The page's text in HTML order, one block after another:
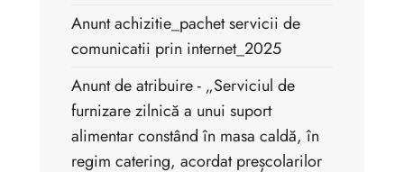
Anunt achizitie_pachet servicii de
comunicatii prin internet_2025
Anunt de atribuire - „Serviciul de
furnizare zilnică a unui suport
alimentar constând în masa caldă, în
regim catering, acordat preșcolarilor